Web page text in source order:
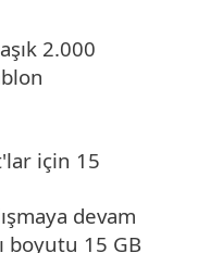
2.000
için 15
devam
boyutu 15 GB